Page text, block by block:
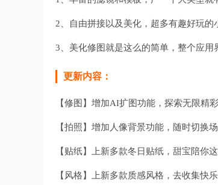
2、自由拼接以及美化，超多有趣好玩
3、美化修图就是这么的简单，整个应
更新内容：
【修图】增加AI扩图功能，探索无限精彩
【拍照】增加人像背景功能，随时切换
【贴纸】上新多款冬日贴纸，甜宝陪你
【风格】上新多款质感风格，去收集快